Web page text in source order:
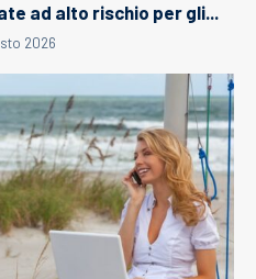
ad alto rischio per gli...
2026